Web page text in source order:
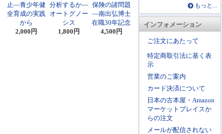
もっと...
インフォメーション
ご注文にあたって
特定商取引法に基く表
示
営業のご案内
カード決済について
日本の古本屋・Amazon
マーケットプレイスか
らの注文
メールが配信されない
止―青少年健
全育成の実践
から
2,000円
分析するか―
オートグノー
シス
1,800円
保険の諸問題
―南出弘博士
在職30年記念
4,500円